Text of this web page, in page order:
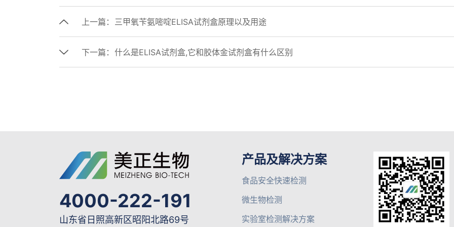
上一篇： 三甲氧苄氨嘧啶ELISA试剂盒原理以及用途
下一篇： 什么是ELISA试剂盒,它和胶体金试剂盒有什么区别
4000-222-191
山东省日照高新区昭阳北路69号
产品及解决方案
食品安全快速检测
微生物检测
实验室检测解决方案